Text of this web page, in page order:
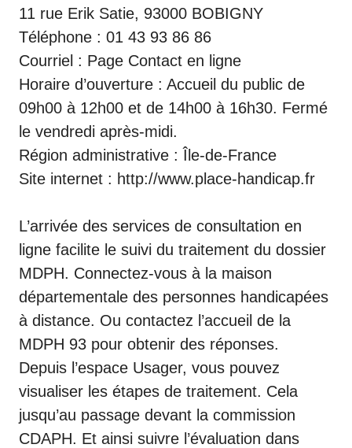
11 rue Erik Satie, 93000 BOBIGNY
Téléphone : 01 43 93 86 86
Courriel : Page Contact en ligne
Horaire d’ouverture : Accueil du public de
09h00 à 12h00 et de 14h00 à 16h30. Fermé
le vendredi après-midi.
Région administrative : Île-de-France
Site internet : http://www.place-handicap.fr
L’arrivée des services de consultation en
ligne facilite le suivi du traitement du dossier
MDPH. Connectez-vous à la maison
départementale des personnes handicapées
à distance. Ou contactez l’accueil de la
MDPH 93 pour obtenir des réponses.
Depuis l’espace Usager, vous pouvez
visualiser les étapes de traitement. Cela
jusqu’au passage devant la commission
CDAPH. Et ainsi suivre l’évaluation dans